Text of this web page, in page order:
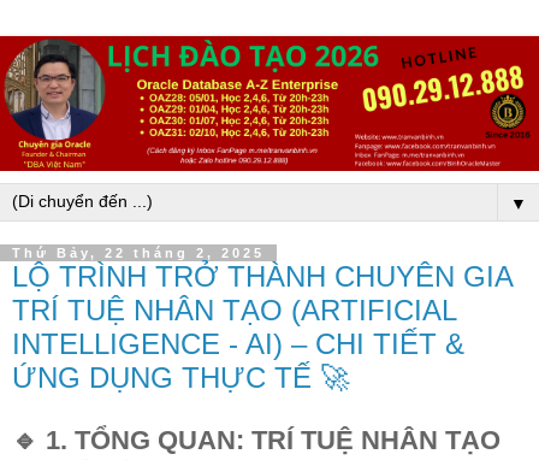
▼
Thứ Bảy, 22 tháng 2, 2025
LỘ TRÌNH TRỞ THÀNH CHUYÊN GIA
TRÍ TUỆ NHÂN TẠO (ARTIFICIAL
INTELLIGENCE - AI) – CHI TIẾT &
ỨNG DỤNG THỰC TẾ 🚀
🔹 1. TỔNG QUAN: TRÍ TUỆ NHÂN TẠO